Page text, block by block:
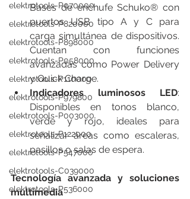
elektrotools-P070000
elektrotools-P820000
elektrotools-P898000
elektrotools-P058000
elektrotools-P110000
elektrotools-P979800
elektrotools-P003000
elektrotools-P122000
elektrotools-P547000
elektrotools-C039000
elektrotools-P536000
Bases de enchufe Schuko® con
puertos USB tipo A y C para
carga simultánea de dispositivos.
Cuentan con funciones
avanzadas como Power Delivery
y Quick Charge.
Indicadores luminosos LED:
Disponibles en tonos blanco,
verde y rojo, ideales para
señalizar áreas como escaleras,
pasillos o salas de espera.
Tecnología avanzada y soluciones
multimedia